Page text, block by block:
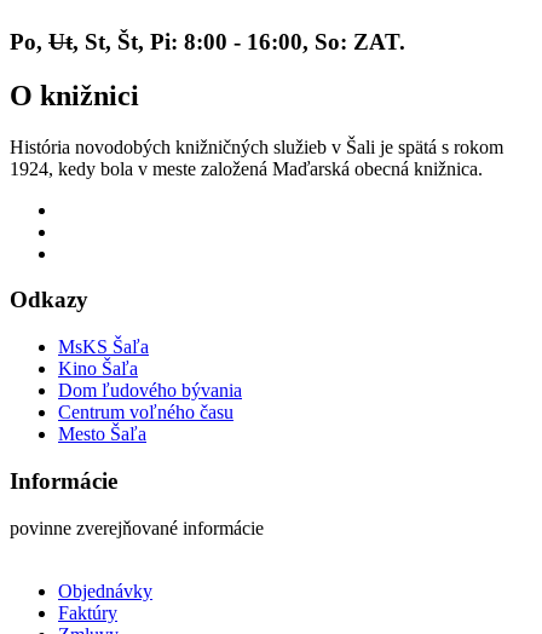
Po, Ut, St, Št, Pi: 8:00 - 16:00, So: ZAT.
O knižnici
História novodobých knižničných služieb v Šali je spätá s rokom
1924, kedy bola v meste založená Maďarská obecná knižnica.
Odkazy
MsKS Šaľa
Kino Šaľa
Dom ľudového bývania
Centrum voľného času
Mesto Šaľa
Informácie
povinne zverejňované informácie
Objednávky
Faktúry